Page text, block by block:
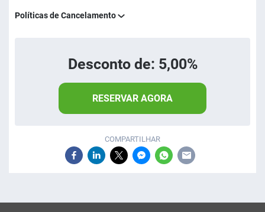
Políticas de Cancelamento
Desconto de: 5,00%
RESERVAR AGORA
COMPARTILHAR